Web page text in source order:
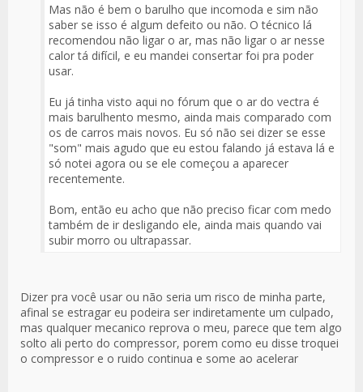
Mas não é bem o barulho que incomoda e sim não
saber se isso é algum defeito ou não. O técnico lá
recomendou não ligar o ar, mas não ligar o ar nesse
calor tá difícil, e eu mandei consertar foi pra poder
usar.
Eu já tinha visto aqui no fórum que o ar do vectra é
mais barulhento mesmo, ainda mais comparado com
os de carros mais novos. Eu só não sei dizer se esse
"som" mais agudo que eu estou falando já estava lá e
só notei agora ou se ele começou a aparecer
recentemente.
Bom, então eu acho que não preciso ficar com medo
também de ir desligando ele, ainda mais quando vai
subir morro ou ultrapassar.
Dizer pra você usar ou não seria um risco de minha parte,
afinal se estragar eu podeira ser indiretamente um culpado,
mas qualquer mecanico reprova o meu, parece que tem algo
solto ali perto do compressor, porem como eu disse troquei
o compressor e o ruido continua e some ao acelerar